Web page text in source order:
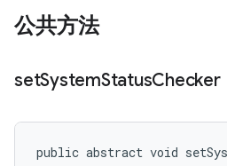
公共方法
setSystemStatusChecker
public abstract void